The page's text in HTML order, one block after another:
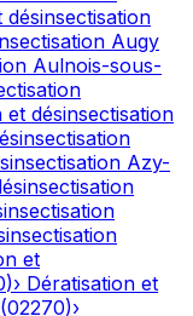
désinsectisation
Augy
Aulnois-sous-
et désinsectisation
Azy-
et
)› Dératisation et
(02270)›